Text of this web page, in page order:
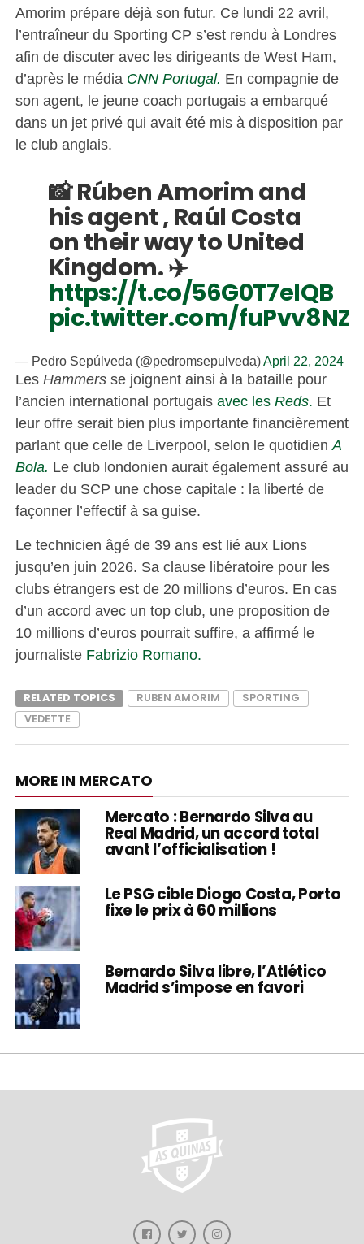
Amorim prépare déjà son futur. Ce lundi 22 avril,
l’entraîneur du Sporting CP s’est rendu à Londres
afin de discuter avec les dirigeants de West Ham,
d’après le média CNN Portugal. En compagnie de
son agent, le jeune coach portugais a embarqué
dans un jet privé qui avait été mis à disposition par
le club anglais.
📸 Rúben Amorim and
his agent , Raúl Costa
on their way to United
Kingdom. ✈️
https://t.co/56G0T7eIQB
pic.twitter.com/
— Pedro Sepúlveda (@pedromsepulveda)April 22, 2024
Les Hammers se joignent ainsi à la bataille pour
l’ancien international portugais avec les Reds. Et
leur offre serait bien plus importante financièrement
parlant que celle de Liverpool, selon le quotidien A
Bola. Le club londonien aurait également assuré au
leader du SCP une chose capitale : la liberté de
façonner l’effectif à sa guise.
Le technicien âgé de 39 ans est lié aux Lions
jusqu’en juin 2026. Sa clause libératoire pour les
clubs étrangers est de 20 millions d’euros. En cas
d’un accord avec un top club, une proposition de
10 millions d’euros pourrait suffire, a affirmé le
journaliste Fabrizio Romano.
RELATED TOPICS RUBEN AMORIM
SPORTING
VEDETTE
MORE IN MERCATO
Mercato : Bernardo Silva au
Real Madrid, un accord total
avant l’officialisation !
Le PSG cible Diogo Costa, Porto
fixe le prix à 60 millions
Bernardo Silva libre, l’Atlético
Madrid s’impose en favori